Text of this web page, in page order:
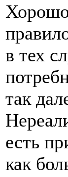
в тех
так
есть
как